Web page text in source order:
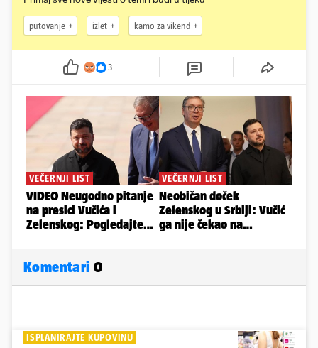
putovanje izlet kamo za vikend
3
Komentari 0
ISPLANIRAJTE KUPOVINU